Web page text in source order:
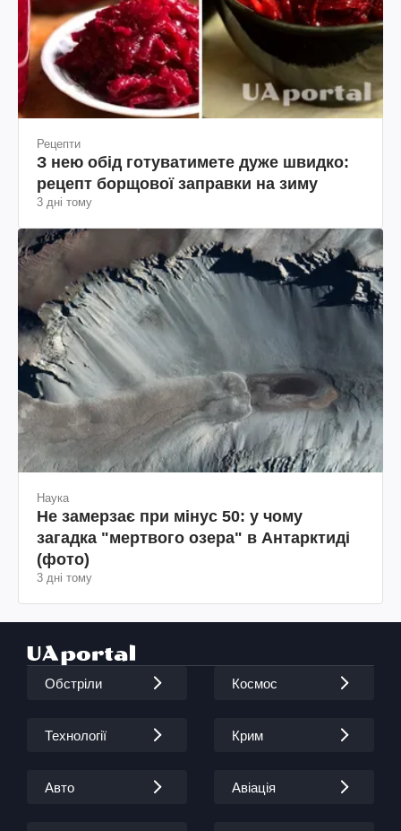
Рецепти
З нею обід готуватимете дуже швидко:
рецепт борщової заправки на зиму
3 дні тому
Наука
Не замерзає при мінус 50: у чому
загадка "мертвого озера" в Антарктиді
(фото)
3 дні тому
Обстріли Космос
Технології Крим
Авто Авіація